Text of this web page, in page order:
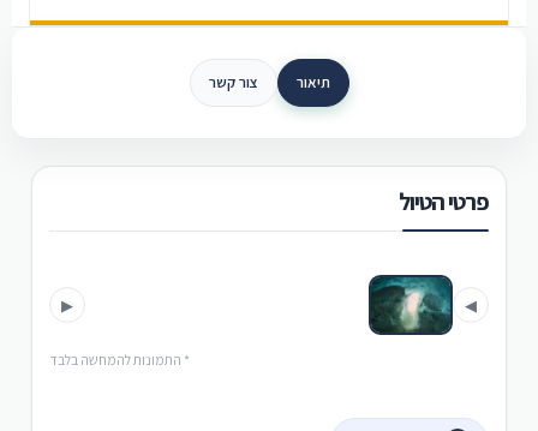
תיאור צור קשר
פרטי הטיול
◀
▶
* התמונות להמחשה בלבד